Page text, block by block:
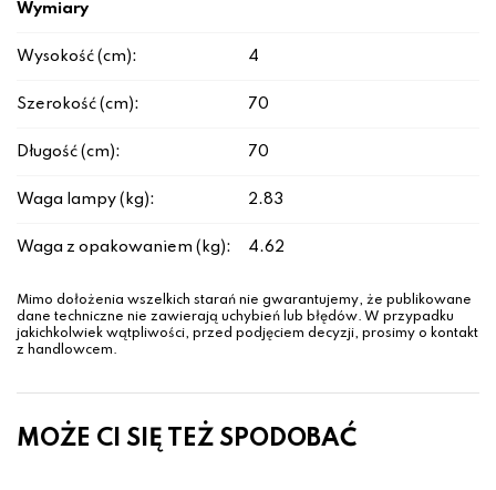
Wymiary
Wysokość (cm): 4
Szerokość (cm): 70
Długość (cm): 70
Waga lampy (kg): 2.83
Waga z opakowaniem (kg): 4.62
Mimo dołożenia wszelkich starań nie gwarantujemy, że publikowane
dane techniczne nie zawierają uchybień lub błędów. W przypadku
jakichkolwiek wątpliwości, przed podjęciem decyzji, prosimy o kontakt
z handlowcem.
MOŻE CI SIĘ TEŻ SPODOBAĆ